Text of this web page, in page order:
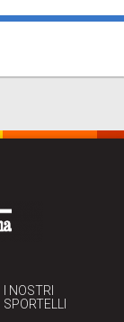
I NOSTRI
SPORTELLI